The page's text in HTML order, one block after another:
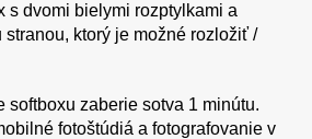
s dvomi bielymi rozptylkami a
ktorý je možné rozložiť /
softboxu zaberie sotva 1 minútu.
fotoštúdiá a fotografovanie v